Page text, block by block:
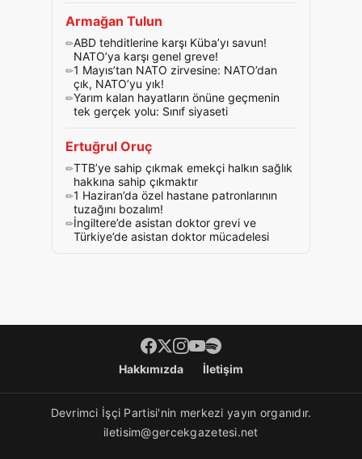
Armağan Tulun
ABD tehditlerine karşı Küba’yı savun!
NATO’ya karşı genel greve!
1 Mayıs’tan NATO zirvesine: NATO’dan
çık, NATO’yu yık!
Yarım kalan hayatların önüne geçmenin
tek gerçek yolu: Sınıf siyaseti
Ertuğrul Oruç
TTB’ye sahip çıkmak emekçi halkın sağlık
hakkına sahip çıkmaktır
1 Haziran’da özel hastane patronlarının
tuzağını bozalım!
İngiltere’de asistan doktor grevi ve
Türkiye’de asistan doktor mücadelesi
Footer menüHakkımızda İletişim
Devrimci İşçi Partisi'nin merkezi yayın organıdır.
iletisim@gercekgazetesi.net